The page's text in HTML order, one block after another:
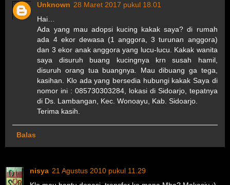
Unknown 28 Maret 2017 pukul 18.01
Hai…
Ada yang mau adopsi kucing kakak saya? di rumah
ada 4 ekor dewasa (1 anggora, 3 turunan anggora)
dan 3 ekor anak anggora yang lucu-lucu. Kakak wanita
saya disuruh buang kucingnya krn susah hamil,
disuruh orang tua buangnya. Mau dibuang ga tega,
kasihan. Klo ada yang bersedia hubungi kakak Saya di
nomor ini : 085730303284, lokasi di Sidoarjo, tepatnya
di Ds. Lambangan, Kec. Wonoayu, Kab. Sidoarjo.
Terima kasih.
Balas
nisya 21 Agustus 2010 pukul 11.29